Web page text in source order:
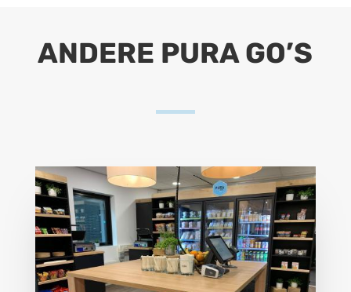
ANDERE PURA GO’S